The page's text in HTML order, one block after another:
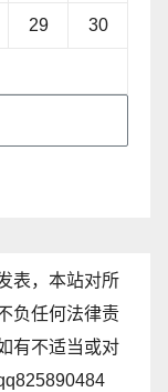
29 30
表，本站对所
负任何法律责
有不适当或对